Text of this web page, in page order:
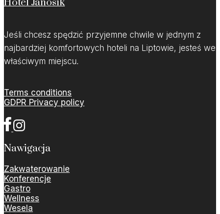
Hotel Janosik
Jeśli chcesz spędzić przyjemne chwile w jednym z
najbardziej komfortowych hoteli na Liptowie, jesteś we
właściwym miejscu.
Terms conditions
GDPR Privacy policy
Nawigacja
Zakwaterowanie
Konferencje
Gastro
Wellness
Wesela